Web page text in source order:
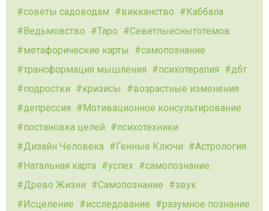
советы садоводам викканство
Каббала
Ведьмовство
Таро
Севетлыеснытотемов
метафорические карты
самопознание
трансформация мышления
психотерапия
дбт
подростки
кризисы
возрастные изменения
депрессия
Мотивационное консультирование
постановка целей
психотехники
Дизайн Человека
Генные Ключи
Астрология
Натальная карта
успех
самопознание.
Древо Жизни
Самопознание
звук
Исцеление
исследование
разумное познание